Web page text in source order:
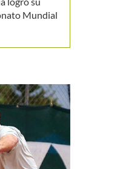
Mundial